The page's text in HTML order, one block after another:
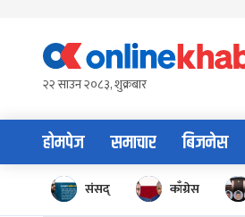
content२२ साउन २०८३, शुक्रबार
होमपेज समाचार बिजनेस
संसद् काँग्रेस